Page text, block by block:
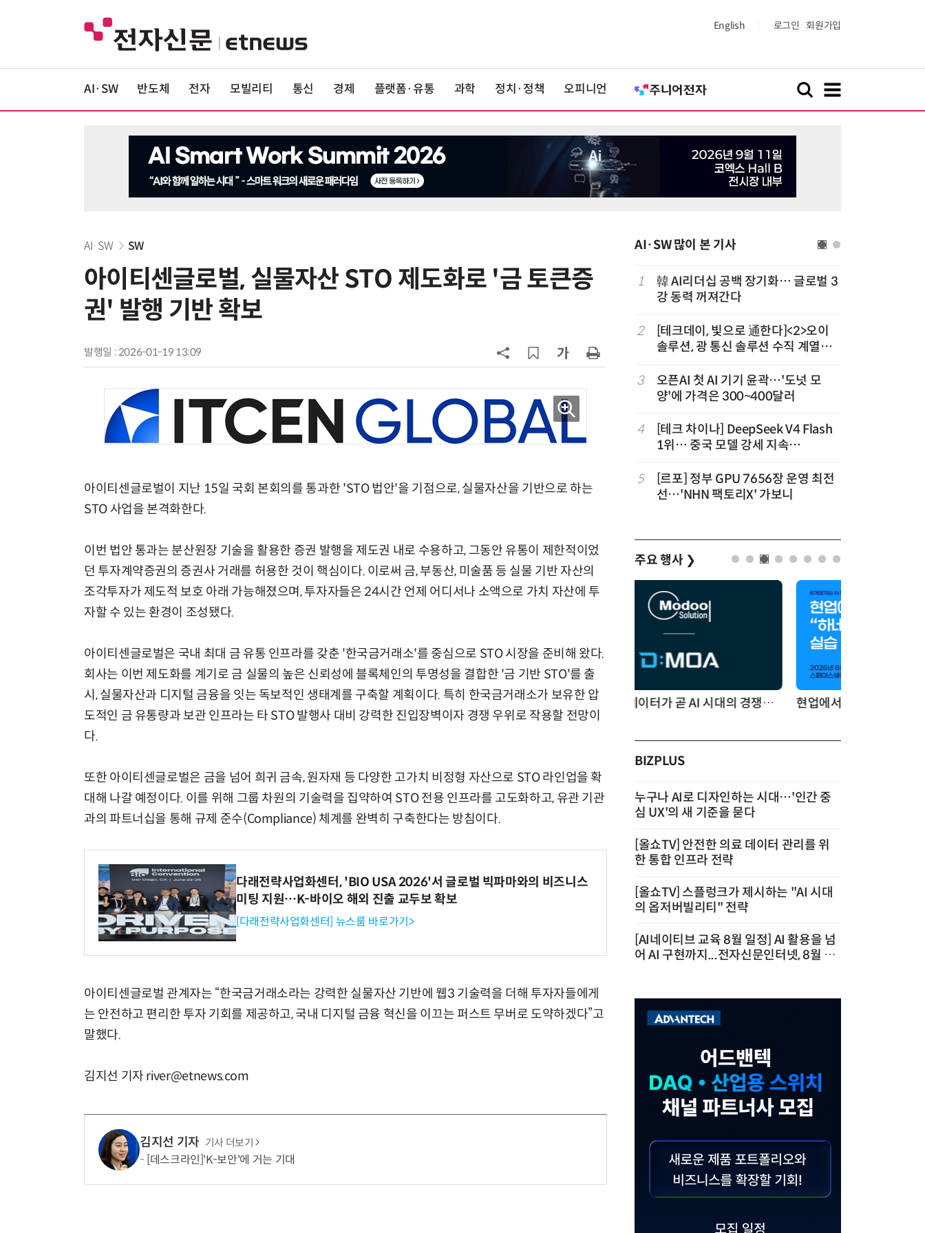
English 로그인 회원가입
AI·SW 반도체 전자 모빌리티 통신 경제 플랫폼·유통 과학 정치·정책 오피니언
AI·SW SW
아이티센글로벌, 실물자산 STO 제도화로 '금 토큰증
권' 발행 기반 확보
발행일 : 2026-01-19 13:09
아이티센글로벌이 지난 15일 국회 본회의를 통과한 'STO 법안'을 기점으로, 실물자산을 기반으로 하는
STO 사업을 본격화한다.
이번 법안 통과는 분산원장 기술을 활용한 증권 발행을 제도권 내로 수용하고, 그동안 유통이 제한적이었
던 투자계약증권의 증권사 거래를 허용한 것이 핵심이다. 이로써 금, 부동산, 미술품 등 실물 기반 자산의
조각투자가 제도적 보호 아래 가능해졌으며, 투자자들은 24시간 언제 어디서나 소액으로 가치 자산에 투
자할 수 있는 환경이 조성됐다.
아이티센글로벌은 국내 최대 금 유통 인프라를 갖춘 '한국금거래소'를 중심으로 STO 시장을 준비해 왔다.
회사는 이번 제도화를 계기로 금 실물의 높은 신뢰성에 블록체인의 투명성을 결합한 '금 기반 STO'를 출
시, 실물자산과 디지털 금융을 잇는 독보적인 생태계를 구축할 계획이다. 특히 한국금거래소가 보유한 압
도적인 금 유통량과 보관 인프라는 타 STO 발행사 대비 강력한 진입장벽이자 경쟁 우위로 작용할 전망이
다.
또한 아이티센글로벌은 금을 넘어 희귀 금속, 원자재 등 다양한 고가치 비정형 자산으로 STO 라인업을 확
대해 나갈 예정이다. 이를 위해 그룹 차원의 기술력을 집약하여 STO 전용 인프라를 고도화하고, 유관 기관
과의 파트너십을 통해 규제 준수(Compliance) 체계를 완벽히 구축한다는 방침이다.
다래전략사업화센터, 'BIO USA 2026'서 글로벌 빅파마와의 비즈니스
미팅 지원…K-바이오 해외 진출 교두보 확보
[다래전략사업화센터] 뉴스룸 바로가기>
아이티센글로벌 관계자는 “한국금거래소라는 강력한 실물자산 기반에 웹3 기술력을 더해 투자자들에게
는 안전하고 편리한 투자 기회를 제공하고, 국내 디지털 금융 혁신을 이끄는 퍼스트 무버로 도약하겠다”고
말했다.
김지선 기자 river@etnews.com
김지선 기자 기사 더보기
[데스크라인]'K-보안'에 거는 기대
AI·SW 많이 본 기사
6
구광모 LG 회장, 내주 美 실리콘밸리
다…5개사 등록 솔루션 1439개
원…“韓이 아태 승부처”
앤트로픽·오픈AI 이어 메타도…AI
가 통제 벗어나 외부 해킹
10
애플, 오픈AI에 기밀 사용금지 가처
분…오픈AI “근거 없는 감정 싸움”
1
韓 AI리더십 공백 장기화… 글로벌 3
강 동력 꺼져간다
2
[테크데이, 빛으로 通한다]<2>오이
솔루션, 광 통신 솔루션 수직 계열
략'
3
오픈AI 첫 AI 기기 윤곽…'도넛 모
양'에 가격은 300~400달러
4
[테크 차이나] DeepSeek V4 Flash
1위… 중국 모델 강세 지속
순위)
5
[르포] 정부 GPU 7656장 운영 최전
선…'NHN 팩토리X' 가보니
주요 행사 ❯
AI Native Enterprise를 지원하는 AI Ready Data 플랫폼 활용 전략 AI 시대의 옵저버빌리티: GPU·LLM 모니터링부터 AI 기반 장애 대응까지 현업에서 바로 쓰는 "하네스 엔지니어링" 실습 교육
BIZPLUS
누구나 AI로 디자인하는 시대…'인간 중
심 UX'의 새 기준을 묻다
[올쇼TV] 안전한 의료 데이터 관리를 위
한 통합 인프라 전략
[올쇼TV] 스플렁크가 제시하는 "AI 시대
의 옵저버빌리티" 전략
[AI네이티브 교육 8월 일정] AI 활용을 넘
어 AI 구현까지...전자신문인터넷, 8월 실